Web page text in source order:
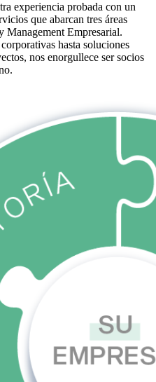
experiencia probada con un
que abarcan tres áreas
Management Empresarial.
hasta soluciones
nos enorgullece ser socios